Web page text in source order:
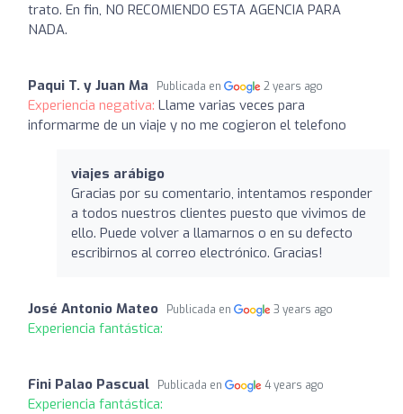
trato. En fin, NO RECOMIENDO ESTA AGENCIA PARA
NADA.
Paqui T. y Juan Ma Publicada en 2 years ago
Experiencia negativa: Llame varias veces para
informarme de un viaje y no me cogieron el telefono
viajes arábigo
Gracias por su comentario, intentamos responder
a todos nuestros clientes puesto que vivimos de
ello. Puede volver a llamarnos o en su defecto
escribirnos al correo electrónico. Gracias!
José Antonio Mateo Publicada en 3 years ago
Experiencia fantástica:
Fini Palao Pascual Publicada en 4 years ago
Experiencia fantástica: